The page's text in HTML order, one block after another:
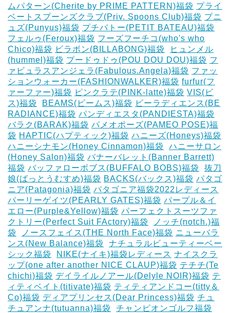
ムパターン(Cherite by PRIME PATTERN)福袋 プライ
ベートスプーンズクラブ(Priv. Spoons Club)福袋 プニ
ュズ(Punyus)福袋 プチバトー(PETIT BATEAU)福袋
フェルゥ(Feroux)福袋 フーズフーチコ(who's who
Chico)福袋 ビラボン(BILLABONG)福袋
ヒュンメル
(hummel)福袋 プードゥドゥ(POU DOU DOU)福袋 フ
ァビュラスアンジェラ(Fabulous.Angela)福袋 ファッ
ションウォーカー(FASHIONWALKER)福袋 furfur(フ
ァーファー)福袋 ピンクラテ(PINK-latte)福袋 VIS(ビ
ス)福袋
BEAMS(ビームス)福袋 ビーラディエンス(BE
RADIANCE)福袋 パンディエスタ(PANDIESTA)福袋
バラク(BARAK)福袋 パメオポーズ(PAMEO POSE)福
袋 HAPTIC(ハプティック)福袋 ハニーズ(Honeys)福袋
ハニーシナモン(Honey Cinnamon)福袋
ハニーサロン
(Honey Salon)福袋 バナーバレット(Banner Barrett)
福袋 バッファローボブス(BUFFALO BOBS)福袋
抜刀
娘(ばっとうむすめ)福袋 BACKS(バックス)福袋 パタゴ
ニア(Patagonia)福袋 パタゴニア福袋2022レディース
パーリーゲイツ(PEARLY GATES)福袋 パープル＆イ
エロー(Purple&Yellow)福袋 パーフェクトスーツファ
クトリー(Perfect Suit FActory)福袋
ノッチ(notch.)福
袋
ノースフェイス(THE North Face)福袋 ニューバラ
ンス(New Balance)福袋
ナチュラルビューティーベー
シック福袋
NIKE(ナイキ)福袋レディース ナイスクラ
ップ(one after another NICE CLAUP)福袋 テチチ(Te
chichi)福袋 デイライルノアール(Delyle NOIR)福袋 テ
ィティベイト(titivate)福袋 ティティアンドコー(titty＆
Co)福袋 ディアプリンセス(Dear Princess)福袋 チュ
チュアンナ(tutuanna)福袋
チャンピオンゴルフ福袋